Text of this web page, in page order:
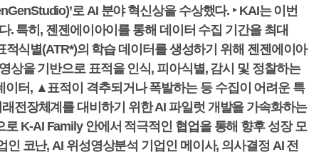
로 AI 분야 혁신상을 수상했다. ‣ KAI는 이번
특히, 젠젠에이아이를 통해 데이터 수집 기간을 최대
식별(ATR*)의 학습 데이터를 생성하기 위해 젠젠에이아
상을 기반으로 표적을 인식, 피아식별, 감시 및 정찰하는
터, ▲표적이 격추되거나 폭발하는 등 수집이 어려운 특
전장체계를 대비하기 위한 AI 파일럿 개발을 가속화하는
K-AI Family 안에서 적극적인 협업을 통해 향후 성장 모
코난, AI 위성영상분석 기업인 메이사, 의사결정 AI 전